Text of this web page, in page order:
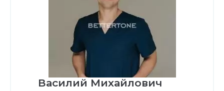
Василий Михайлович